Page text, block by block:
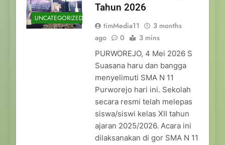
UNCATEGORIZED
Tahun 2026
timMedia11
3 months
ago
0 3 mins
PURWOREJO, 4 Mei 2026 S
Suasana haru dan bangga
menyelimuti SMA N 11
Purworejo hari ini. Sekolah
secara resmi telah melepas
siswa/siswi kelas XII tahun
ajaran 2025/2026. Acara ini
dilaksanakan di gor SMA N 11